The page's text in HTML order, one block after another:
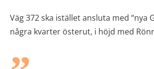
Väg 372 ska istället ansluta med “nya
några kvarter österut, i höjd med